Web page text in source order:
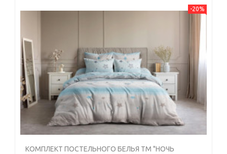
-20%
КОМПЛЕКТ ПОСТЕЛЬНОГО БЕЛЬЯ ТМ "НОЧЬ